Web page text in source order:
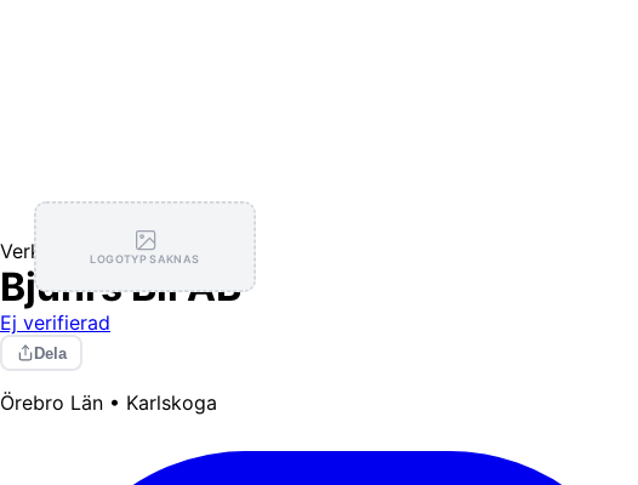
LOGOTYP SAKNAS
VerkstäderDäckservice
Bjuhrs Bil AB
Ej verifierad
Dela
Örebro Län • Karlskoga